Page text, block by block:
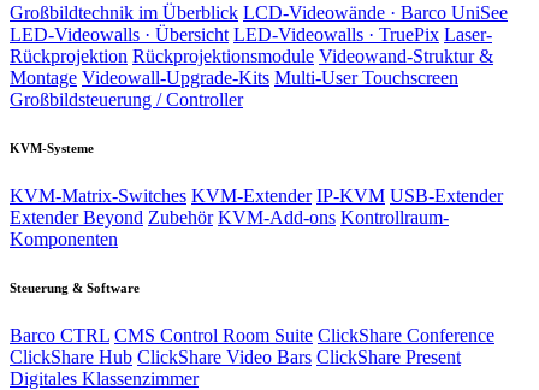
Großbildtechnik im Überblick LCD-Videowände · Barco UniSee
LED-Videowalls · Übersicht LED-Videowalls · TruePix Laser-
Rückprojektion Rückprojektionsmodule Videowand-Struktur &
Montage Videowall-Upgrade-Kits Multi-User Touchscreen
Großbildsteuerung / Controller
KVM-Systeme
KVM-Matrix-Switches KVM-Extender IP-KVM USB-Extender
Extender Beyond Zubehör KVM-Add-ons Kontrollraum-
Komponenten
Steuerung & Software
Barco CTRL CMS Control Room Suite ClickShare Conference
ClickShare Hub ClickShare Video Bars ClickShare Present
Digitales Klassenzimmer